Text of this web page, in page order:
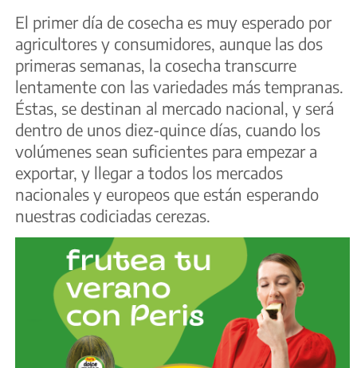
El primer día de cosecha es muy esperado por
agricultores y consumidores, aunque las dos
primeras semanas, la cosecha transcurre
lentamente con las variedades más tempranas.
Éstas, se destinan al mercado nacional, y será
dentro de unos diez-quince días, cuando los
volúmenes sean suficientes para empezar a
exportar, y llegar a todos los mercados
nacionales y europeos que están esperando
nuestras codiciadas cerezas.